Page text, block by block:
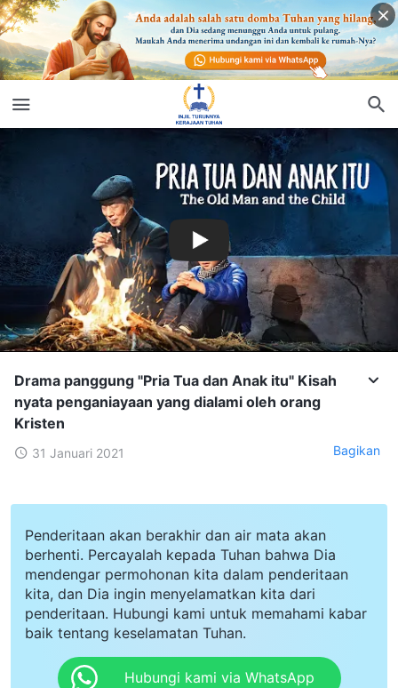
Drama panggung "Pria Tua dan Anak itu" Kisah
nyata penganiayaan yang dialami oleh orang
Kristen
31 Januari 2021 Bagikan
Penderitaan akan berakhir dan air mata akan
berhenti. Percayalah kepada Tuhan bahwa Dia
mendengar permohonan kita dalam penderitaan
kita, dan Dia ingin menyelamatkan kita dari
penderitaan. Hubungi kami untuk memahami kabar
baik tentang keselamatan Tuhan.
Hubungi kami via WhatsApp